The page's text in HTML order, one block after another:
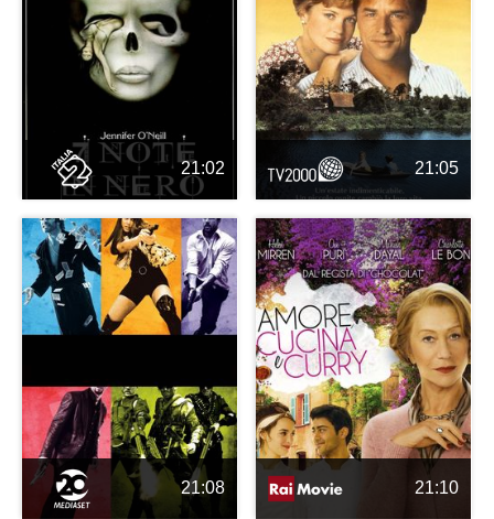
21:02 21:05
21:08 21:10